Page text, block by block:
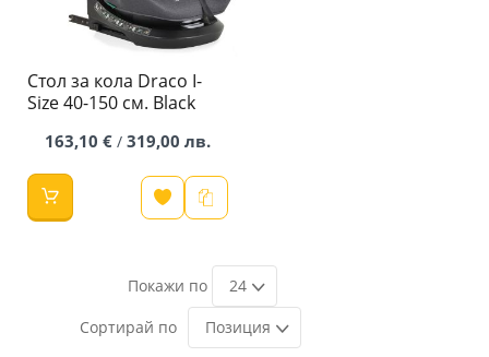
Стол за кола Draco I-
Size 40-150 см. Black
163,10 € / 319,00 лв.
24
Позиция